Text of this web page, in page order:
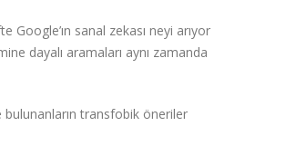
Google’ın sanal zekası neyi arıyor
dayalı aramaları aynı zamanda
transfobik öneriler